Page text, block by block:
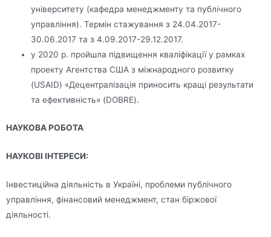
університету (кафедра менеджменту та публічного
управління). Термін стажування з 24.04.2017-
30.06.2017 та з 4.09.2017-29.12.2017.
у 2020 р. пройшла підвищення кваліфікації у рамках
проекту Агентства США з міжнародного розвитку
(USAID) «Децентралізація приносить кращі результати
та ефективність» (DOBRE).
НАУКОВА РОБОТА
НАУКОВІ ІНТЕРЕСИ:
Інвестиційна діяльність в Україні, проблеми публічного
управління, фінансовий менеджмент, стан біржової
діяльності.